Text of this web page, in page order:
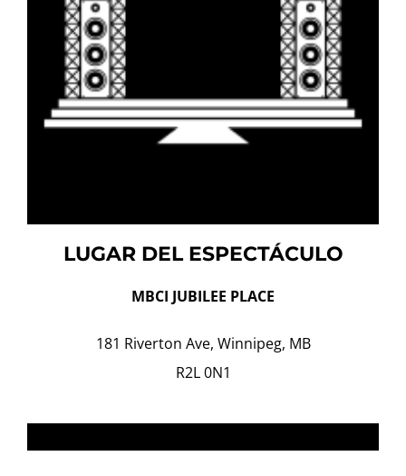
LUGAR DEL ESPECTÁCULO
MBCI JUBILEE PLACE
181 Riverton Ave, Winnipeg, MB
R2L 0N1